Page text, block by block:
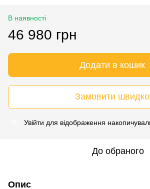
В наявності
46 980 грн
Додати в кошик
Замовити швидко
Увійти для відображення
До обраного
Опис